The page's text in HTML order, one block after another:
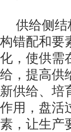
供给侧
构错配和要
化，使供需
给，提高供
新供给、培
作用，盘活
素，让生产